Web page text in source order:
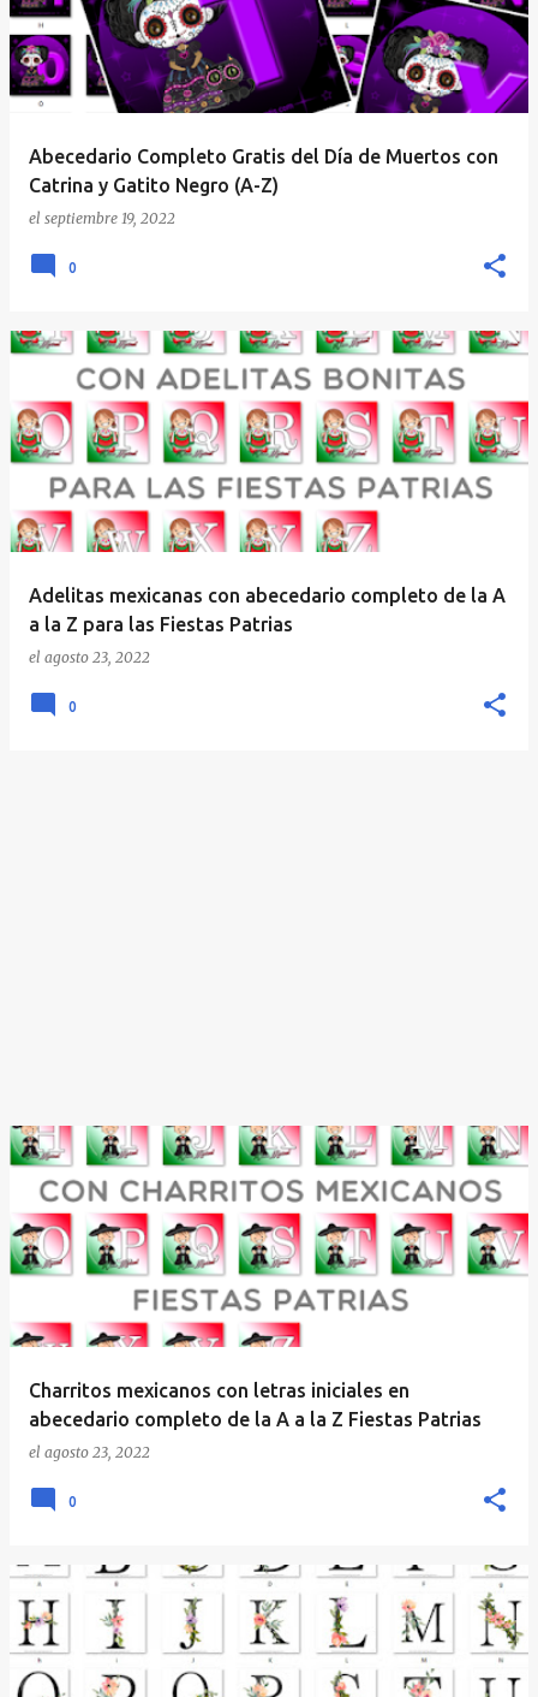
Abecedario Completo Gratis del Día de Muertos con
Catrina y Gatito Negro (A-Z)
el septiembre 19, 2022
0
Adelitas mexicanas con abecedario completo de la A
a la Z para las Fiestas Patrias
el agosto 23, 2022
0
Charritos mexicanos con letras iniciales en
abecedario completo de la A a la Z Fiestas Patrias
el agosto 23, 2022
0